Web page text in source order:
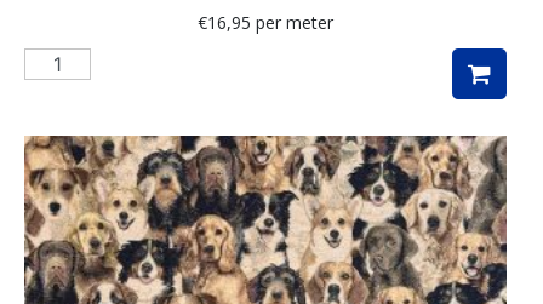
hartjes
herfstblad
herfstbladeren
hert
herten
€16,95 per meter